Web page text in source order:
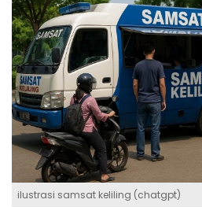
ilustrasi samsat keliling (chatgpt)